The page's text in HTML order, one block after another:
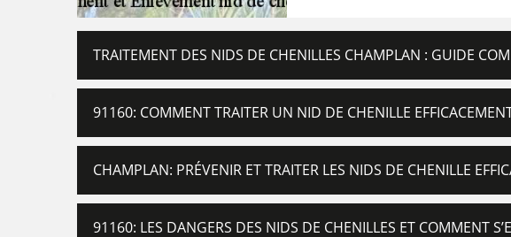
TRAITEMENT DES NIDS DE CHENILLES CHAMPLAN : GUIDE
91160: COMMENT TRAITER UN NID DE CHENILLE
CHAMPLAN: PRÉVENIR ET TRAITER LES NIDS DE CHENILLE
91160: LES DANGERS DES NIDS DE CHENILLES ET COMMENT